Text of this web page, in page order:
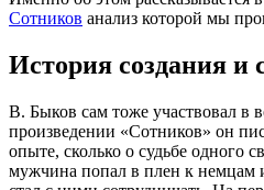
Сотников анализ которой мы
История создания и
В. Быков сам тоже участвовал в
произведении «Сотников» он
опыте, сколько о судьбе одного
мужчина попал в плен к немцам